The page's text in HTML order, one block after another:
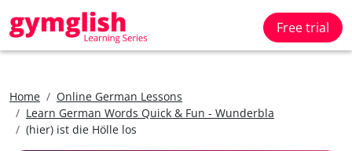
Free trial
Home
Online German Lessons
Learn German Words Quick & Fun - Wunderbla
(hier) ist die Hölle los